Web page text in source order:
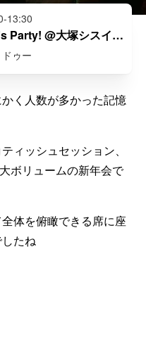
-13:30
Party! @大塚シスイド
ゥー
く人数が多かった記憶
ィッシュセッション、
ボリュームの新年会で
体を俯瞰できる席に座
たね